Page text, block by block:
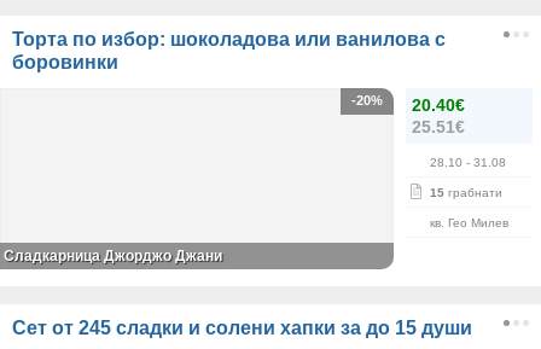
Торта по избор: шоколадова или ванилова с
боровинки
20.40€
25.51€
28.10 - 31.08
15 грабнати
кв. Гео Милев
-20%
Сладкарница Джорджо Джани
Сет от 245 сладки и солени хапки за до 15 души